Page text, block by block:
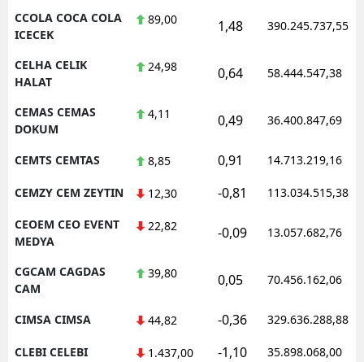
CCOLA COCA COLA
ICECEK
89,00 1,48 390.245.737,55
CELHA CELIK
HALAT
24,98 0,64 58.444.547,38
CEMAS CEMAS
DOKUM
4,11 0,49 36.400.847,69
CEMTS CEMTAS 8,85 0,91 14.713.219,16
CEMZY CEM ZEYTIN 12,30 -0,81 113.034.515,38
CEOEM CEO EVENT
MEDYA
22,82 -0,09 13.057.682,76
CGCAM CAGDAS
CAM
39,80 0,05 70.456.162,06
CIMSA CIMSA 44,82 -0,36 329.636.288,88
CLEBI CELEBI 1.437,00 -1,10 35.898.068,00